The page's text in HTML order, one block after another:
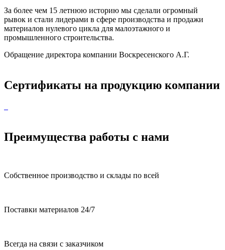
За более чем 15 летнюю историю мы сделали огромный
рывок и стали лидерами в сфере производства и продажи
материалов нулевого цикла для малоэтажного и
промышленного строительства.
Обращение директора компании Воскресенского А.Г.
Сертификаты на продукцию компании
Преимущества работы с нами
Собственное производство и склады по всей
Поставки материалов 24/7
Всегда на связи с заказчиком